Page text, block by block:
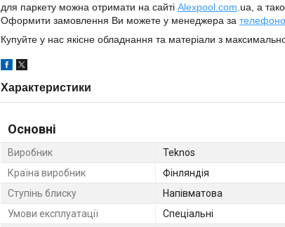
для паркету можна отримати на сайті Alexpool.com .ua, а
Оформити замовлення Ви можете у менеджера за
Купуйте у нас якісне обладнання та матеріали з
Характеристики
Основні
Виробник
Teknos
Країна виробник
Фінляндія
Ступінь блиску
Напівматова
Умови експлуатації
Спеціальні